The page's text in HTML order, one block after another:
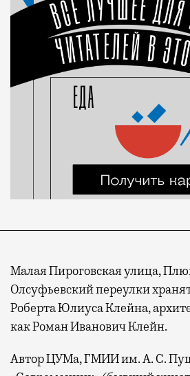
Малая Пироговская улица,
Олсуфьевский переулки
Роберта Юлиуса Клейна,
как Роман Иванович Клейн.
Автор ЦУМа, ГМИИ им. А. С.